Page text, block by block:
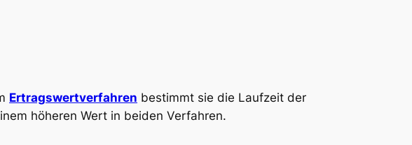
Ertragswertverfahren bestimmt sie die Laufzeit der
höheren Wert in beiden Verfahren.